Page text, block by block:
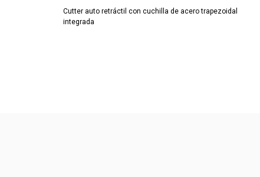
Cutter auto retráctil con cuchilla de acero trapezoidal
integrada